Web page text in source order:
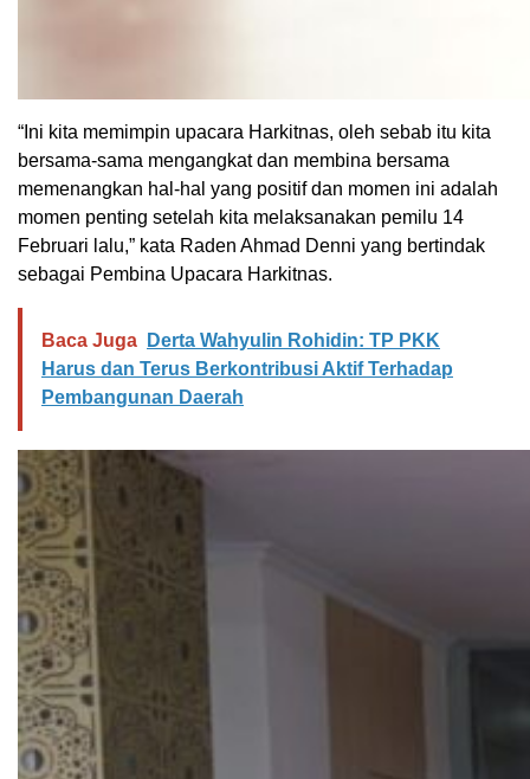
“Ini kita memimpin upacara Harkitnas, oleh sebab itu kita
bersama-sama mengangkat dan membina bersama
memenangkan hal-hal yang positif dan momen ini adalah
momen penting setelah kita melaksanakan pemilu 14
Februari lalu,” kata Raden Ahmad Denni yang bertindak
sebagai Pembina Upacara Harkitnas.
Baca Juga
Derta Wahyulin Rohidin: TP PKK
Harus dan Terus Berkontribusi Aktif Terhadap
Pembangunan Daerah